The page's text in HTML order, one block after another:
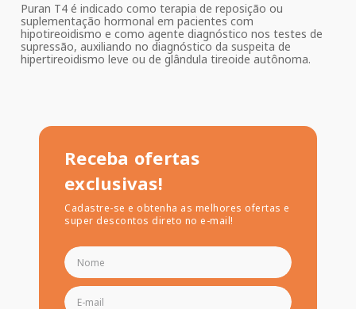
Puran T4 é indicado como terapia de reposição ou
suplementação hormonal em pacientes com
hipotireoidismo e como agente diagnóstico nos testes de
supressão, auxiliando no diagnóstico da suspeita de
hipertireoidismo leve ou de glândula tireoide autônoma.
Receba ofertas
exclusivas!
Cadastre-se e obtenha as melhores ofertas e
super descontos direto no e-mail!